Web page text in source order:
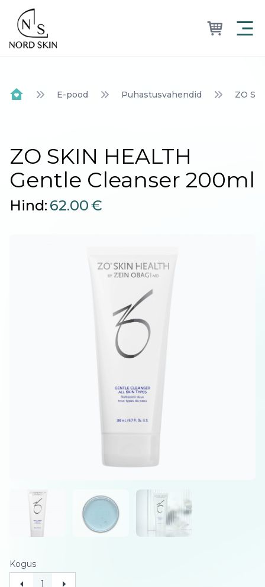
Nordskin
E-pood Puhastusvahendid ZO
ZO SKIN HEALTH
Gentle Cleanser 200ml
Hind: 62.00€
Kogus